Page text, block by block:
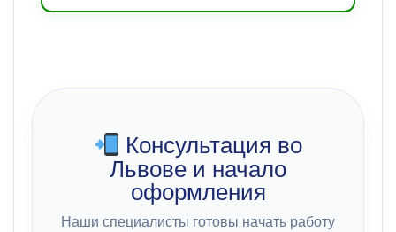
Консультация во
Львове и начало
оформления
Наши специалисты готовы начать работу